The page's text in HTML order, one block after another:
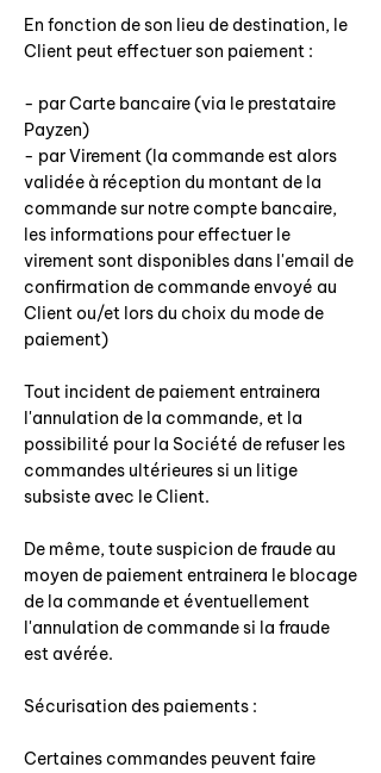
En fonction de son lieu de destination, le
Client peut effectuer son paiement :
- par Carte bancaire (via le prestataire
Payzen)
- par Virement (la commande est alors
validée à réception du montant de la
commande sur notre compte bancaire,
les informations pour effectuer le
virement sont disponibles dans l'email de
confirmation de commande envoyé au
Client ou/et lors du choix du mode de
paiement)
Tout incident de paiement entrainera
l'annulation de la commande, et la
possibilité pour la Société de refuser les
commandes ultérieures si un litige
subsiste avec le Client.
De même, toute suspicion de fraude au
moyen de paiement entrainera le blocage
de la commande et éventuellement
l'annulation de commande si la fraude
est avérée.
Sécurisation des paiements :
Certaines commandes peuvent faire